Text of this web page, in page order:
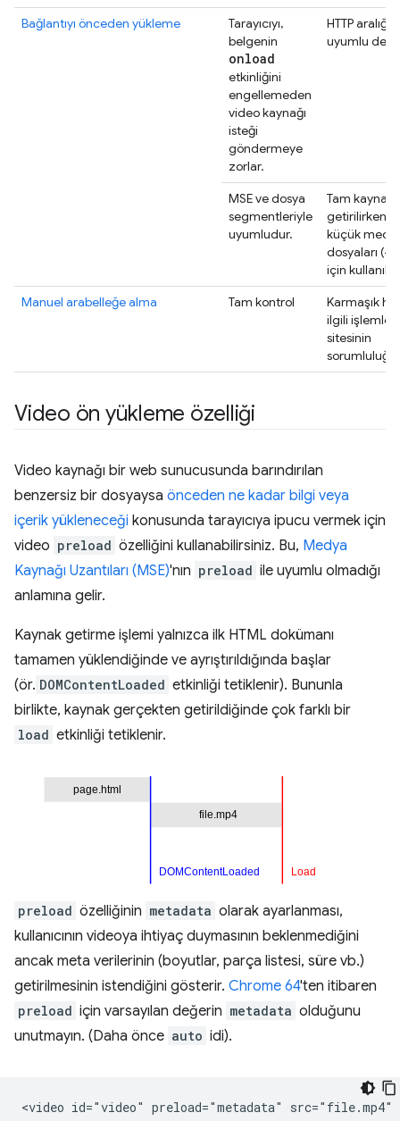
Bağlantıyı önceden yükleme
Tarayıcıyı,
belgenin
onload
etkinliğini
engellemeden
video kaynağı
isteği
göndermeye
zorlar.
HTTP aralığı
uyumlu
MSE ve dosya
segmentleriyle
uyumludur.
Tam
getirilirken
küçük
dosyaları
için
Manuel arabelleğe alma
Tam kontrol
Karmaşık
ilgili işlemler
sitesinin
Video ön yükleme özelliği
Video kaynağı bir web sunucusunda barındırılan
benzersiz bir dosyaysa önceden ne kadar bilgi veya
içerik yükleneceği konusunda tarayıcıya ipucu vermek için
video preload özelliğini kullanabilirsiniz. Bu, Medya
Kaynağı Uzantıları (MSE)'nın preload ile uyumlu olmadığı
anlamına gelir.
Kaynak getirme işlemi yalnızca ilk HTML dokümanı
tamamen yüklendiğinde ve ayrıştırıldığında başlar
(ör. DOMContentLoaded etkinliği tetiklenir). Bununla
birlikte, kaynak gerçekten getirildiğinde çok farklı bir
load etkinliği tetiklenir.
preload özelliğinin metadata olarak ayarlanması,
kullanıcının videoya ihtiyaç duymasının beklenmediğini
ancak meta verilerinin (boyutlar, parça listesi, süre vb.)
getirilmesinin istendiğini gösterir. Chrome 64'ten itibaren
preload için varsayılan değerin metadata olduğunu
unutmayın. (Daha önce auto idi).
<video id="video" preload="metadata" src="file.mp4"